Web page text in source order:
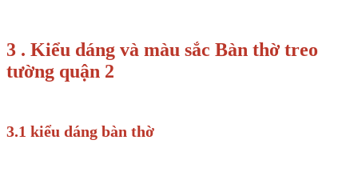
3 . Kiểu dáng và màu sắc Bàn thờ treo
tường quận 2
3.1 kiểu dáng bàn thờ